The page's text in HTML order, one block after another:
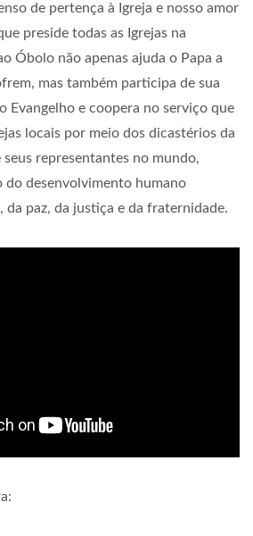
de pertença à Igreja e nosso amor
preside todas as Igrejas na
Óbolo não apenas ajuda o Papa a
mas também participa de sua
Evangelho e coopera no serviço que
locais por meio dos dicastérios da
seus representantes no mundo,
do desenvolvimento humano
da paz, da justiça e da fraternidade.